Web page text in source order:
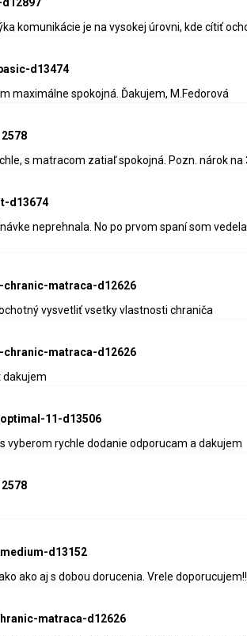
komunikácie je na vysokej úrovni, kde cítiť
d13474
maximálne spokojná. Ďakujem, M.Fedorová
s matracom zatiaľ spokojná. Pozn. nárok na
d13674
neprehnala. No po prvom spaní som
matraca-d12626
vysvetliť vsetky vlastnosti chraniča
matraca-d12626
dakujem
11-d13506
vyberom rychle dodanie odporucam a dakujem
d13152
ako aj s dobou dorucenia. Vrele doporucujem!!
matraca-d12626